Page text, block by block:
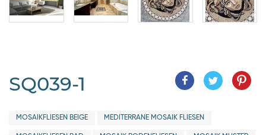
SQ039-1
MOSAIKFLIESEN BEIGE MEDITERRANE MOSAIK FLIESEN